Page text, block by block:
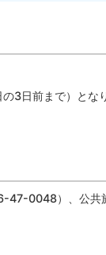
3日前まで）とな
47-0048）、公共